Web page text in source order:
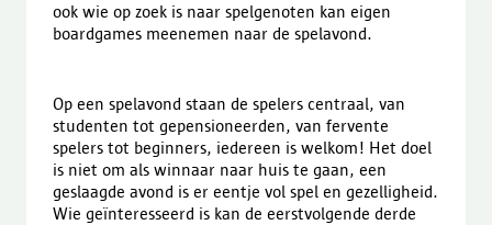
ook wie op zoek is naar spelgenoten kan eigen
boardgames meenemen naar de spelavond.
Op een spelavond staan de spelers centraal, van
studenten tot gepensioneerden, van fervente
spelers tot beginners, iedereen is welkom! Het doel
is niet om als winnaar naar huis te gaan, een
geslaagde avond is er eentje vol spel en gezelligheid.
Wie geïnteresseerd is kan de eerstvolgende derde